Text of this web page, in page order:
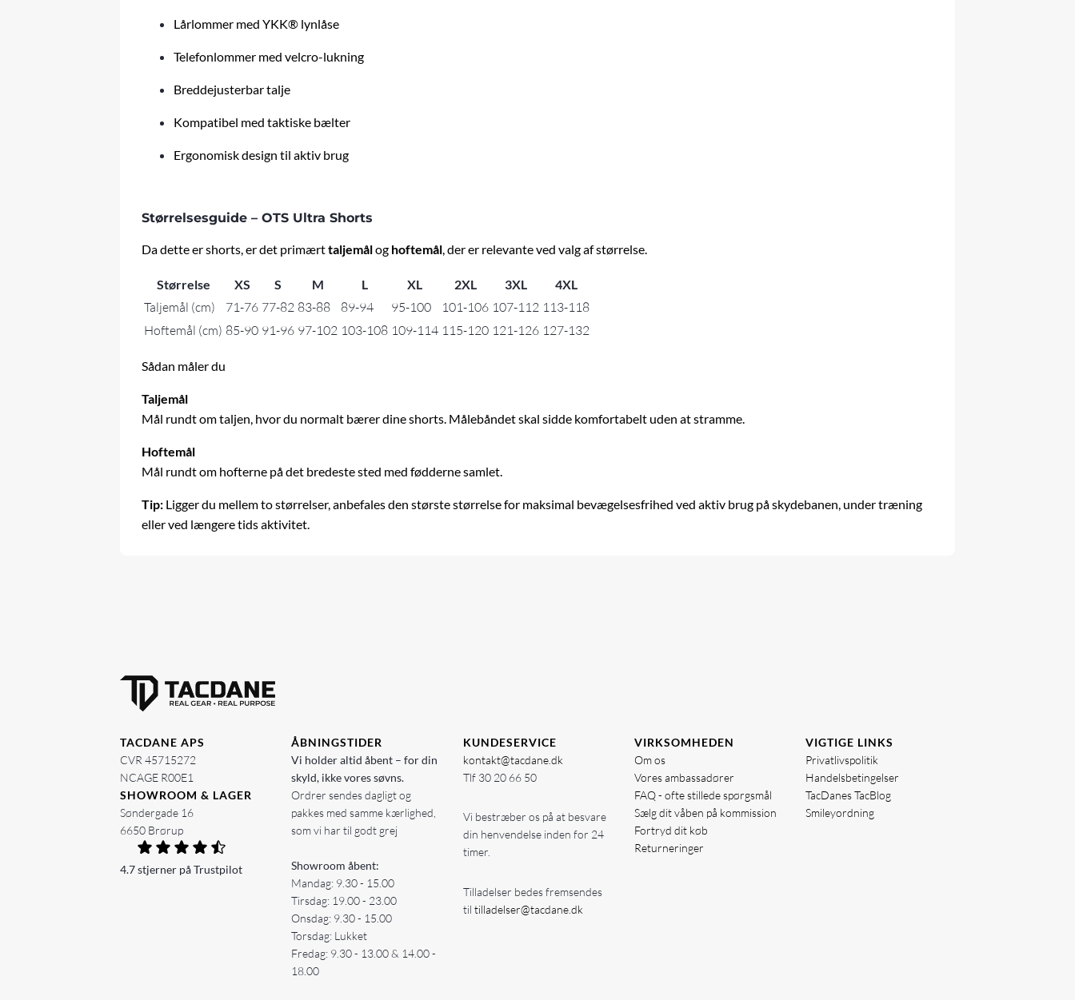
Lårlommer med YKK® lynlåse
Telefonlommer med velcro-lukning
Breddejusterbar talje
Kompatibel med taktiske bælter
Ergonomisk design til aktiv brug
Størrelsesguide – OTS Ultra Shorts
Da dette er shorts, er det primærttaljemålog hoftemål, der er relevante ved valg af størrelse.
Størrelse XS S M L XL 2XL 3XL 4XL
Taljemål (cm) 71-76 77-82 83-88 89-94 95-100 101-106 107-112 113-118
Hoftemål (cm) 85-90 91-96 97-102 103-108 109-114 115-120 121-126 127-132
Sådan måler du
Taljemål
Mål rundt om taljen, hvor du normalt bærer dine shorts. Målebåndet skal sidde komfortabelt uden at stramme.
Hoftemål
Mål rundt om hofterne på det bredeste sted med fødderne samlet.
Tip: Ligger du mellem to størrelser, anbefales den største størrelse for maksimal bevægelsesfrihed ved aktiv brug på skydebanen, under træning
eller ved længere tids aktivitet.
TACDANE APS
CVR 45715272
NCAGE R00E1
SHOWROOM & LAGER
Søndergade 16
6650 Brørup
4.7 stjerner på Trustpilot
ÅBNINGSTIDER
Vi holder altid åbent – for din
skyld, ikke vores søvns.
Ordrer sendes dagligt og
pakkes med samme kærlighed,
som vi har til godt grej
Showroom åbent:
Mandag: 9.30 - 15.00
Tirsdag: 19.00 - 23.00
Onsdag: 9.30 - 15.00
Torsdag: Lukket
Fredag: 9.30 - 13.00 & 14.00 -
18.00
KUNDESERVICE
kontakt@tacdane.dk
Tlf 30 20 66 50
Vi bestræber os på at besvare
din henvendelse inden for 24
timer.
Tilladelser bedes fremsendes
til tilladelser@tacdane.dk
VIRKSOMHEDEN
Om os
Vores ambassadører
FAQ - ofte stillede spørgsmål
Sælg dit våben på kommission
Fortryd dit køb
Returneringer
VIGTIGE LINKS
Privatlivspolitik
Handelsbetingelser
TacDanes TacBlog
Smileyordning